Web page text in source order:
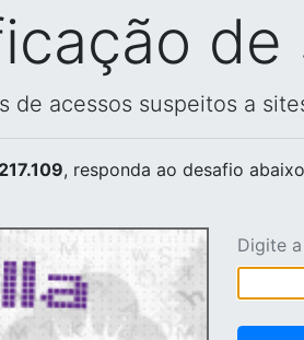
de
de acessos suspeitos a
, responda ao desafio
Digite